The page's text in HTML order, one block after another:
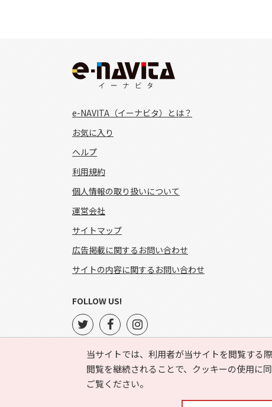
当サイトでは、利用者が当サイトを閲覧する
閲覧を継続されることで、クッキーの使用に
ご覧ください。
e-NAVITA（イーナビタ）とは？
お気に入り
ヘルプ
利用規約
個人情報の取り扱いについて
運営会社
サイトマップ
広告掲載に関するお問い合わせ
サイトの内容に関するお問い合わせ
FOLLOW US!